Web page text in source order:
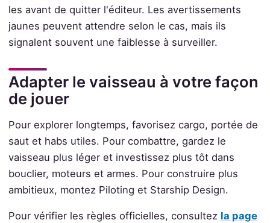
les avant de quitter l'éditeur. Les avertissements
jaunes peuvent attendre selon le cas, mais ils
signalent souvent une faiblesse à surveiller.
Adapter le vaisseau à votre façon
de jouer
Pour explorer longtemps, favorisez cargo, portée de
saut et habs utiles. Pour combattre, gardez le
vaisseau plus léger et investissez plus tôt dans
bouclier, moteurs et armes. Pour construire plus
ambitieux, montez Piloting et Starship Design.
Pour vérifier les règles officielles, consultez la page